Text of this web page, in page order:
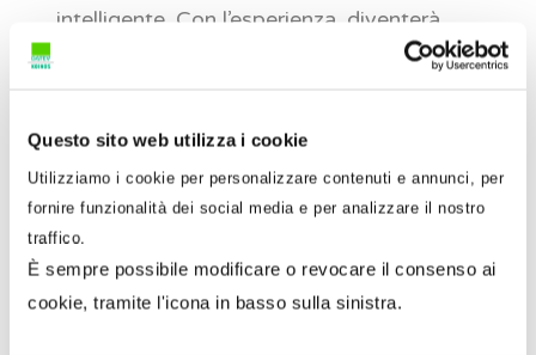
Questo sito web utilizza i cookie
Utilizziamo i cookie per personalizzare contenuti e annunci, per
fornire funzionalità dei social media e per analizzare il nostro
traffico.
È sempre possibile modificare o revocare il consenso ai
cookie, tramite l'icona in basso sulla sinistra.
intelligente. Con l’esperienza, diventerà
sempre più autonomo e preciso, liberando
Monitorate e adattate. L’introduzione del ML
non è un processo “set it and forget it“.
Monitorate costantemente i risultati,
raccogliete feedback dal team, e siate pronti
ad apportare modifiche al vostro approccio.
La flessibilità è la chiave del successo in